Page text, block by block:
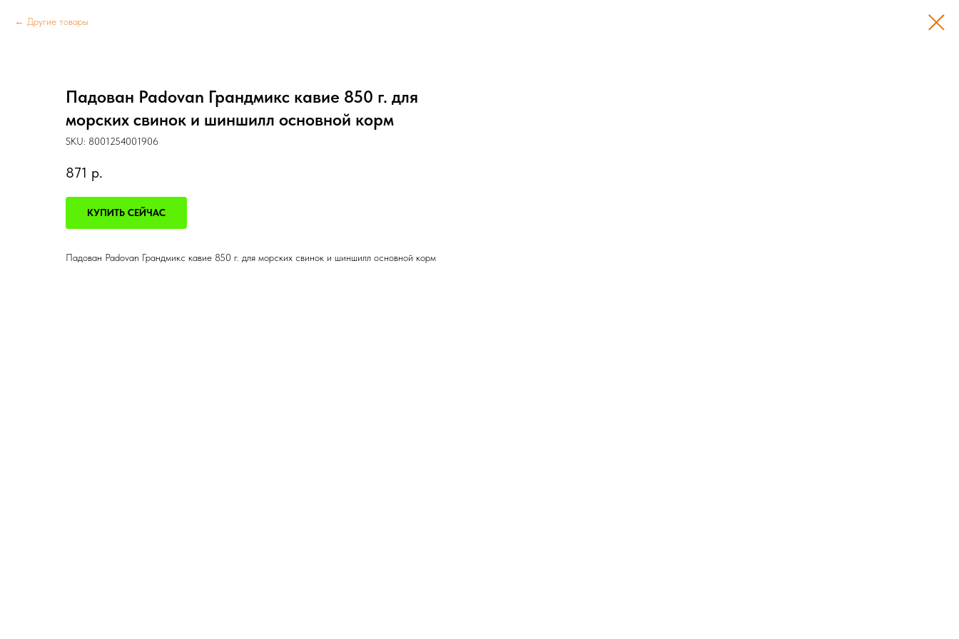
Другие товары
Падован Padovan Грандмикс кавие 850 г. для
морских свинок и шиншилл основной корм
SKU: 8001254001906
871 р.
КУПИТЬ СЕЙЧАС
Падован Padovan Грандмикс кавие 850 г. для морских свинок и шиншилл основной корм